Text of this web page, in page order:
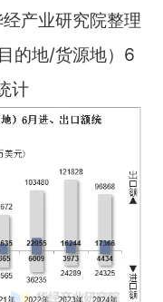
产业研究院整理
的地/货源地）6
计